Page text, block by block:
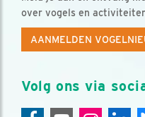
over vogels en
AANMELDEN
Volg ons via